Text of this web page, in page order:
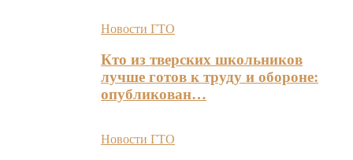
Новости ГТО
Кто из тверских школьников
лучше готов к труду и обороне:
опубликован…
Новости ГТО